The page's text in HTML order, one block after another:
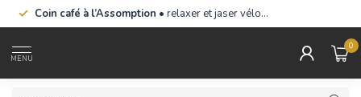
Coin café à l’Assomption • relaxer et jaser vélo…
MENU
0